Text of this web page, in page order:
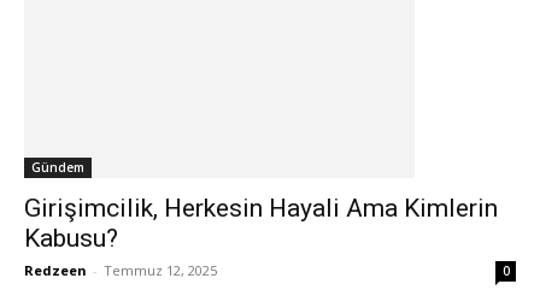
Gündem
Girişimcilik, Herkesin Hayali Ama Kimlerin
Kabusu?
Redzeen - Temmuz 12, 2025 0